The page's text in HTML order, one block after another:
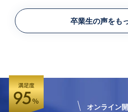
卒業生の声をも
オンライン